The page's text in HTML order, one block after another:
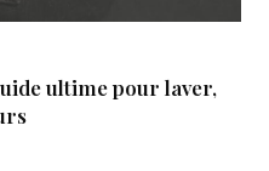
ultime pour laver,